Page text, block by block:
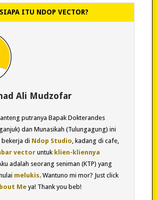
SIAPA ITU NDOP VECTOR?
Ali Mudzofar
putranya Bapak Dokterandes
dan Munasikah (Tulungagung) ini
di Ndop Studio , kadang di cafe,
vectoruntuk klien-kliennya
adalah seorang seniman (KTP) yang
melukis. Wantuno mi mor? Just click
Meya! Thank you beb!